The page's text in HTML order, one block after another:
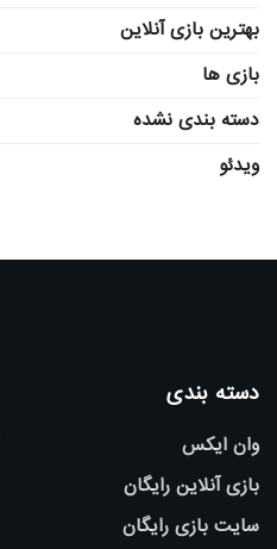
بهترین بازی آنلاین
بازی ها
دسته بندی نشده
ویدئو
دسته بندی
وان ایکس
بازی آنلاین رایگان
سایت بازی رایگان